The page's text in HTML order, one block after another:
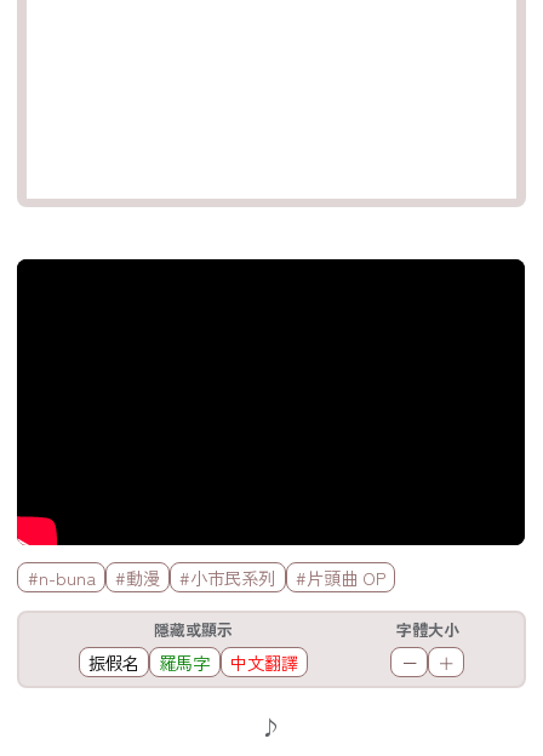
官方Youtube影片
標籤欄
#n-buna #動漫 #小市民系列 #片頭曲 OP
隱藏或顯示
振假名 羅馬字 中文翻譯
字體大小
－ ＋
♪